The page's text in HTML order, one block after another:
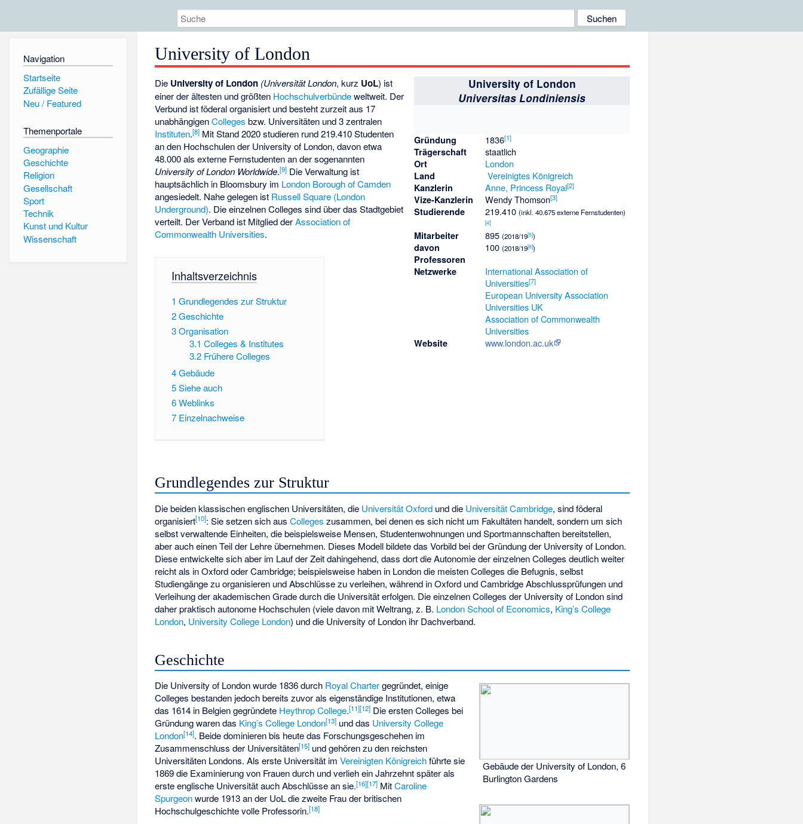
Navigation
Startseite
Zufällige Seite
Neu / Featured
Themenportale
Geographie
Geschichte
Religion
Gesellschaft
Sport
Technik
Kunst und Kultur
Wissenschaft
University of London
University of London
Universitas Londiniensis
Gründung 1836[1]
Trägerschaft staatlich
Ort London
Land Vereinigtes Königreich
Kanzlerin Anne, Princess Royal[2]
Vize-Kanzlerin Wendy Thomson[3]
Studierende 219.410(inkl. 40.675 externe Fernstudenten)
[4]
Mitarbeiter 895(2018/19[5])
davon
Professoren
100(2018/19[6])
Netzwerke
International Association of
Universities[7]
European University Association
Universities UK
Association of Commonwealth
Universities
Website www.london.ac.uk
Die University of London (Universität London, kurz UoL) ist
einer der ältesten und größten Hochschulverbündeweltweit. Der
Verbund ist föderal organisiert und besteht zurzeit aus 17
unabhängigenColleges bzw. Universitäten und 3 zentralen
Instituten.[8] Mit Stand 2020 studieren rund 219.410 Studenten
an den Hochschulen der University of London, davon etwa
48.000 als externe Fernstudenten an der sogenannten
University of London Worldwide.[9] Die Verwaltung ist
hauptsächlich in Bloomsbury im London Borough of Camden
angesiedelt. Nahe gelegen ist Russell Square (London
Underground). Die einzelnen Colleges sind über das Stadtgebiet
verteilt. Der Verband ist Mitglied derAssociation of
Commonwealth Universities.
Inhaltsverzeichnis
1 Grundlegendes zur Struktur
2Geschichte
3Organisation
3.1 Colleges & Institutes
3.2 Frühere Colleges
4Gebäude
5Siehe auch
6Weblinks
7 Einzelnachweise
Grundlegendes zur Struktur
Die beiden klassischen englischen Universitäten, die Universität Oxford und die Universität Cambridge, sind föderal
organisiert[10]: Sie setzen sich ausColleges zusammen, bei denen es sich nicht um Fakultäten handelt, sondern um sich
selbst verwaltende Einheiten, die beispielsweise Mensen, Studentenwohnungen und Sportmannschaften bereitstellen,
aber auch einen Teil der Lehre übernehmen. Dieses Modell bildete das Vorbild bei der Gründung der University of London.
Diese entwickelte sich aber im Lauf der Zeit dahingehend, dass dort die Autonomie der einzelnen Colleges deutlich weiter
reicht als in Oxford oder Cambridge; beispielsweise haben in London die meisten Colleges die Befugnis, selbst
Studiengänge zu organisieren und Abschlüsse zu verleihen, während in Oxford und Cambridge Abschlussprüfungen und
Verleihung der akademischen Grade durch die Universität erfolgen. Die einzelnen Colleges der University of London sind
daher praktisch autonome Hochschulen (viele davon mit Weltrang, z. B. London School of Economics, King’s College
London, University College London) und die University of London ihr Dachverband.
Geschichte
Gebäude der University of London, 6
Burlington Gardens
Die University of London wurde 1836 durch Royal Chartergegründet, einige
Colleges bestanden jedoch bereits zuvor als eigenständige Institutionen, etwa
das 1614 in Belgien gegründete Heythrop College.[11][12] Die ersten Colleges bei
Gründung waren das King’s College London[13] und das University College
London[14]. Beide dominieren bis heute das Forschungsgeschehen im
Zusammenschluss der Universitäten[15] und gehören zu den reichsten
Universitäten Londons. Als erste Universität imVereinigten Königreichführte sie
1869 die Examinierung von Frauen durch und verlieh ein Jahrzehnt später als
erste englische Universität auch Abschlüsse an sie.[16][17] MitCaroline
Spurgeonwurde 1913 an der UoL die zweite Frau der britischen
Hochschulgeschichte volle Professorin.[18]